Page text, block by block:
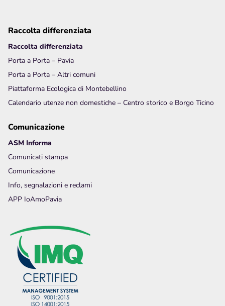
Raccolta differenziata
Raccolta differenziata
Porta a Porta – Pavia
Porta a Porta – Altri comuni
Piattaforma Ecologica di Montebellino
Calendario utenze non domestiche – Centro storico e Borgo Ticino
Comunicazione
ASM Informa
Comunicati stampa
Comunicazione
Info, segnalazioni e reclami
APP IoAmoPavia